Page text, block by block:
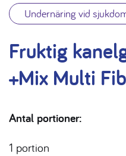
Undernäring vid
Fruktig
+Mix Multi
Antal portioner:
1 portion